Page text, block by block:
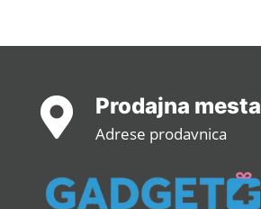
 Prodajna mesta
Adrese prodavnica